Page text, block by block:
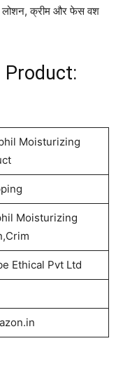
लोशन, क्रीम और फेस वश
Product:
Moisturizing
Moisturizing
Ethical Pvt Ltd